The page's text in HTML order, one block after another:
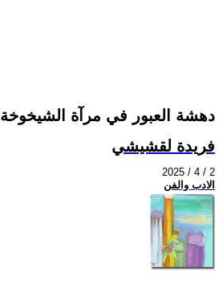
دهشة العبور في مرآة الشيخوخة
فريدة لقشيشي
2025 / 4 / 2
الادب والفن